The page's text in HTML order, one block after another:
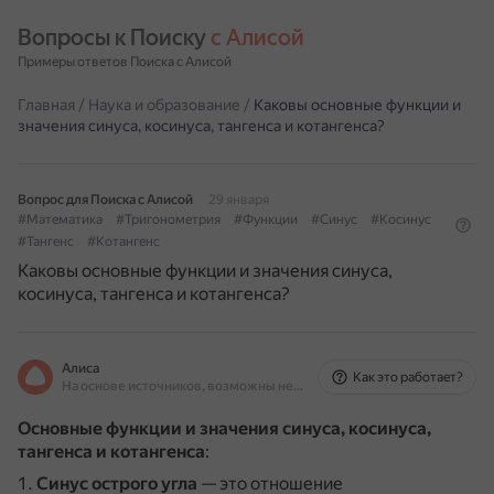
Вопросы к Поиску с Алисой
Примеры ответов Поиска с Алисой
Главная / Наука и образование / Каковы основные функции и
значения синуса, косинуса, тангенса и котангенса?
Вопрос для Поиска с Алисой
29 января
#Математика
#Тригонометрия #Функции #Синус
#Косинус
#Тангенс
#Котангенс
Каковы основные функции и значения синуса,
косинуса, тангенса и котангенса?
Алиса
На основе источников, возможны неточности
Как это работает?
Основные функции и значения синуса, косинуса,
тангенса и котангенса:
Синус острого угла — это отношение